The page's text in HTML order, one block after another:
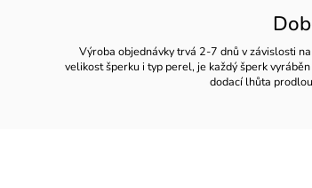
Výroba objednávky trvá 2-7 dnů v závislosti
velikost šperku i typ perel, je každý šperk
dodací lhůta